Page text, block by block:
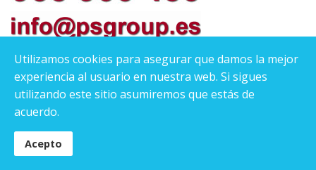
Utilizamos cookies para asegurar que damos la mejor
experiencia al usuario en nuestra web. Si sigues
utilizando este sitio asumiremos que estás de
acuerdo.
Acepto